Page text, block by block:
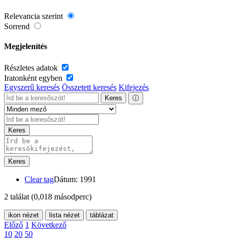
Relevancia szerint
Sorrend
Megjelenítés
Részletes adatok
Iratonként egyben
Egyszerű keresés Összetett keresés Kifejezés
Keres ⓘ
Keres
Keres
Clear tagDátum: 1991
2 találat (0,018 másodperc)
ikon nézet lista nézet táblázat
Előző 1 Következő
10 20 50